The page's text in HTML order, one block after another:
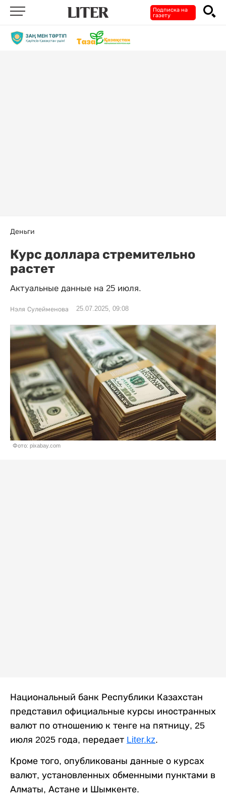
Подписка на
газету
Деньги
Курс доллара стремительно
растет
Актуальные данные на 25 июля.
Нэля Сулейменова 25.07.2025, 09:08
Фото: pixabay.com
Национальный банк Республики Казахстан
представил официальные курсы иностранных
валют по отношению к тенге на пятницу, 25
июля 2025 года, передает Liter.kz.
Кроме того, опубликованы данные о курсах
валют, установленных обменными пунктами в
Алматы, Астане и Шымкенте.